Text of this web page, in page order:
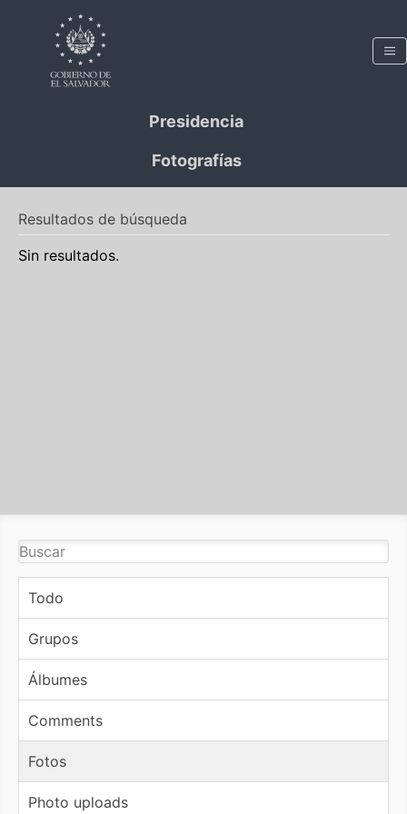
Presidencia
Fotografías
Resultados de búsqueda
Sin resultados.
Todo
Grupos
Álbumes
Comments
Fotos
Photo uploads